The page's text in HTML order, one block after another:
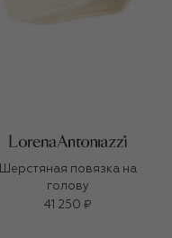
Шерстяная повязка на
голову
41 250 ₽